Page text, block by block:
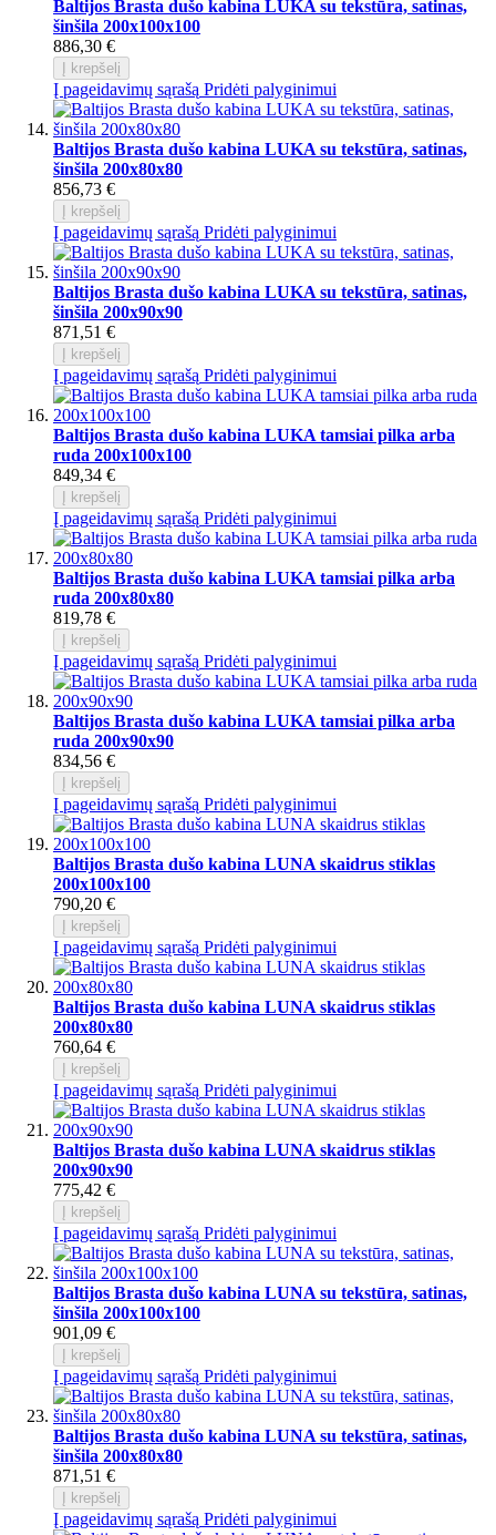
Baltijos Brasta dušo kabina LUKA su tekstūra, satinas,
šinšila 200x100x100
886,30 €
Į krepšelį
Į pageidavimų sąrašą Pridėti palyginimui
Baltijos Brasta dušo kabina LUKA su tekstūra, satinas,
šinšila 200x80x80
856,73 €
Į krepšelį
Į pageidavimų sąrašą Pridėti palyginimui
Baltijos Brasta dušo kabina LUKA su tekstūra, satinas,
šinšila 200x90x90
871,51 €
Į krepšelį
Į pageidavimų sąrašą Pridėti palyginimui
Baltijos Brasta dušo kabina LUKA tamsiai pilka arba
ruda 200x100x100
849,34 €
Į krepšelį
Į pageidavimų sąrašą Pridėti palyginimui
Baltijos Brasta dušo kabina LUKA tamsiai pilka arba
ruda 200x80x80
819,78 €
Į krepšelį
Į pageidavimų sąrašą Pridėti palyginimui
Baltijos Brasta dušo kabina LUKA tamsiai pilka arba
ruda 200x90x90
834,56 €
Į krepšelį
Į pageidavimų sąrašą Pridėti palyginimui
Baltijos Brasta dušo kabina LUNA skaidrus stiklas
200x100x100
790,20 €
Į krepšelį
Į pageidavimų sąrašą Pridėti palyginimui
Baltijos Brasta dušo kabina LUNA skaidrus stiklas
200x80x80
760,64 €
Į krepšelį
Į pageidavimų sąrašą Pridėti palyginimui
Baltijos Brasta dušo kabina LUNA skaidrus stiklas
200x90x90
775,42 €
Į krepšelį
Į pageidavimų sąrašą Pridėti palyginimui
Baltijos Brasta dušo kabina LUNA su tekstūra, satinas,
šinšila 200x100x100
901,09 €
Į krepšelį
Į pageidavimų sąrašą Pridėti palyginimui
Baltijos Brasta dušo kabina LUNA su tekstūra, satinas,
šinšila 200x80x80
871,51 €
Į krepšelį
Į pageidavimų sąrašą Pridėti palyginimui